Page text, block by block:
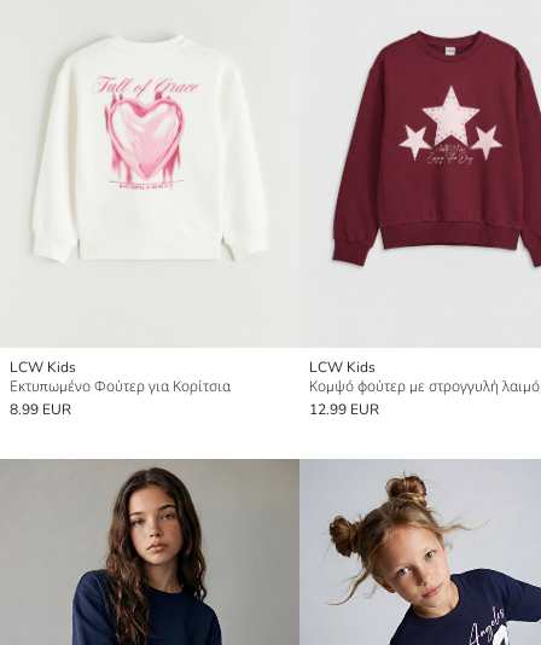
LCW Kids
Εκτυπωμένο Φούτερ για Κορίτσια
8.99 EUR
LCW Kids
12.99 EUR